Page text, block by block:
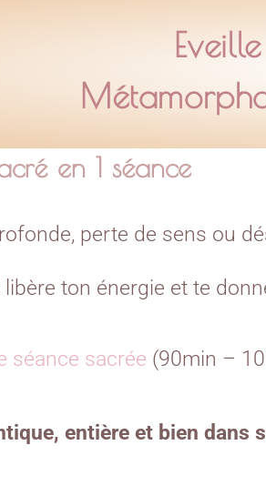
en 1 séance
perte de sens ou
ton énergie et te
séance sacrée (90min –
entière et bien dans